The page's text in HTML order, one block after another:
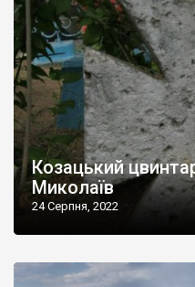
Козацький
Миколаїв
24 Серпня, 2022